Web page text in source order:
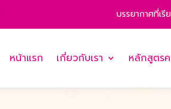
บรรยากาศที่เรี
หน้าแรก เกี่ยวกับเรา หลักสูตร